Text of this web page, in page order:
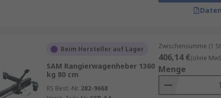
Beim Hersteller auf Lager
SAM Rangierwagenheber 1360
kg 80 cm
RS Best.-Nr. 282-9668
Zwischensumme (1
406,14 €(ohne
Menge